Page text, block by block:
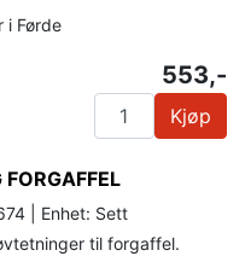
i Førde
553,-
Kjøp
| Enhet: Sett
til forgaffel.